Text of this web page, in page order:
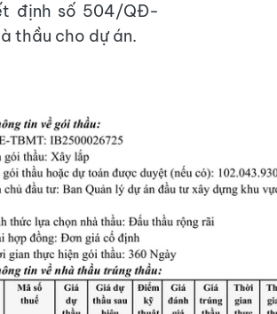
định số 504/QĐ-
thầu cho dự án.